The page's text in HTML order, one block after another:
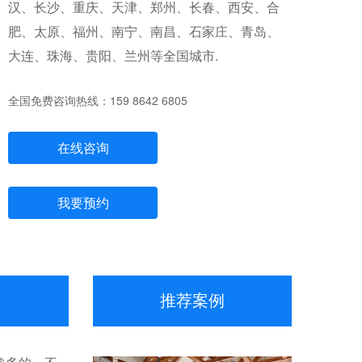
汉、长沙、重庆、天津、郑州、长春、西安、合
肥、太原、福州、南宁、南昌、石家庄、青岛、
大连、珠海、贵阳、兰州等全国城市.
全国免费咨询热线：159 8642 6805
在线咨询
我要预约
推荐案例